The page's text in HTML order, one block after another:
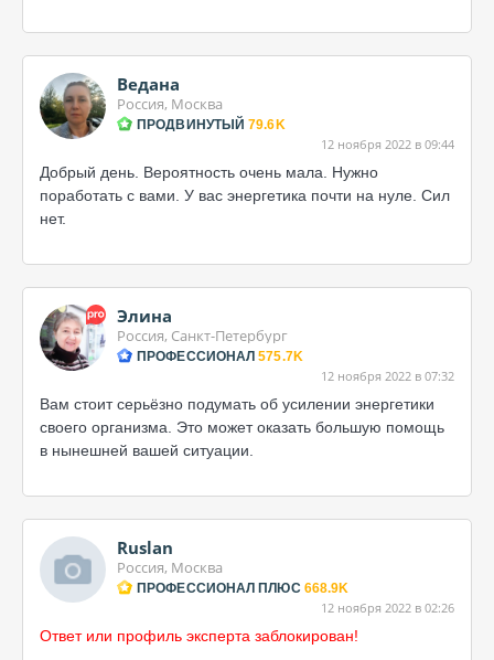
Ведана
Россия, Москва
ПРОДВИНУТЫЙ 79.6K
12 ноября 2022 в 09:44
Добрый день. Вероятность очень мала. Нужно
поработать с вами. У вас энергетика почти на нуле. Сил
нет.
Элина
Россия, Санкт-Петербург
ПРОФЕССИОНАЛ 575.7K
12 ноября 2022 в 07:32
Вам стоит серьёзно подумать об усилении энергетики
своего организма. Это может оказать большую помощь
в нынешней вашей ситуации.
Ruslan
Россия, Москва
ПРОФЕССИОНАЛ ПЛЮС 668.9K
12 ноября 2022 в 02:26
Ответ или профиль эксперта заблокирован!